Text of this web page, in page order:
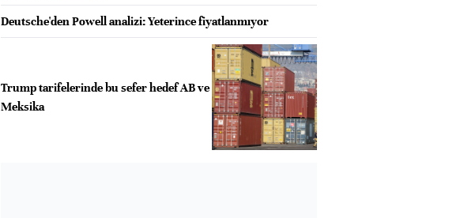
Deutsche'den Powell analizi: Yeterince fiyatlanmıyor
Trump tarifelerinde bu sefer hedef AB ve
Meksika